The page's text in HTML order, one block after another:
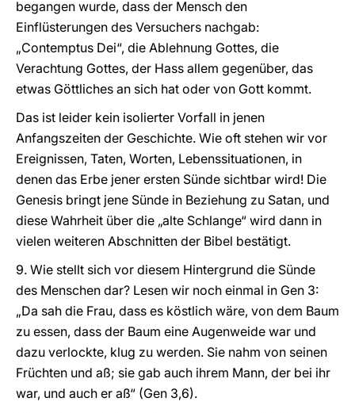
begangen wurde, dass der Mensch den
Einflüsterungen des Versuchers nachgab:
„Contemptus Dei“, die Ablehnung Gottes, die
Verachtung Gottes, der Hass allem gegenüber, das
etwas Göttliches an sich hat oder von Gott kommt.
Das ist leider kein isolierter Vorfall in jenen
Anfangszeiten der Geschichte. Wie oft stehen wir vor
Ereignissen, Taten, Worten, Lebenssituationen, in
denen das Erbe jener ersten Sünde sichtbar wird! Die
Genesis bringt jene Sünde in Beziehung zu Satan, und
diese Wahrheit über die „alte Schlange“ wird dann in
vielen weiteren Abschnitten der Bibel bestätigt.
9. Wie stellt sich vor diesem Hintergrund die Sünde
des Menschen dar? Lesen wir noch einmal in Gen 3:
„Da sah die Frau, dass es köstlich wäre, von dem Baum
zu essen, dass der Baum eine Augenweide war und
dazu verlockte, klug zu werden. Sie nahm von seinen
Früchten und aß; sie gab auch ihrem Mann, der bei ihr
war, und auch er aß“ (Gen 3,6).